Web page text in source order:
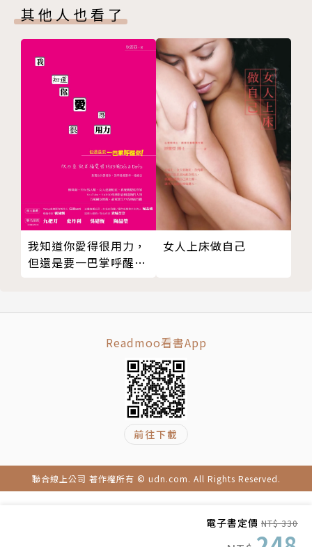
電子書定價 NT$ 330
絕大多數的老公，都不知道老婆「生氣」的真正原因，
就算成功問出了理由，並提出解決方案，危機似乎沒有
因此而解除……
卻不知道，女性腦每天光是活著就足以累積出許多壓
本書從腦科學的立場，說明老婆不爽和發脾氣的原因，
普世的丈夫們啊，若想要找回家庭和樂，
請務必閱讀本書（但最好不要家讀）！
黑川伊保子 Ihoko Kurokawa
1959年，生於日本長野縣。人工智慧研究員、腦科學
評論家、感性分析師、散文家。奈良女子大學理學院物
理系畢業。於電腦製造商從事AI（人工智慧）的開發工
作，展開大腦與語言的相關研究。1991年開發出運作
腦。此外還利用AI分析的方式，開發出全球首創的語感
分析法—「潛意識印象（Subliminal Impression）
老婆想要避免的是可能在家裡發生的危險
有時不需逃避，可與老婆對峙
❼ 事件通常都發生在客廳
❽ 以時間差購物，來消除彼此的壓力
依直覺選擇的女人 VS 經研究比較後做出選擇的男人
比老婆早一步到賣場
為何明明問了你的意見，但卻選了另一項商品？
❾ 哪些話語「會讓老婆崩潰」，但老公卻毫無知覺？
希望不用說對方也能察覺的女性腦
❿ 開通心靈的通訊線路
「心靈」與「事實」，女人的對話是雙迴路
能夠巧妙地分別運用「心靈」與「事實」的女性腦
專職家庭主婦的憂鬱──無法開通心靈的通訊線路
正向觸發機制的建立方法
❶ 轉負為正的腦科學技術
女人約會一次，可以開心一整個月
驚喜有時會造成反效果
❷ 在平日效果奇佳的言語和行動
說感謝不如說「我都知道」
有點麻煩的老公，其實很可愛
其他人也看了
我知道你愛得很用力，
但還是要一巴掌呼醒
女人上床做自己
Readmoo看書App
前往下載
聯合線上公司 著作權所有 © udn.com. All Rights Reserved.